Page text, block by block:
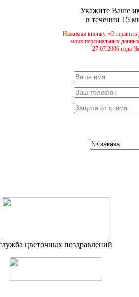
Укажите Ваше
в течении 15
Нажимая кнопку
моих персональных
27.07.2006 года
цветочных поздравлений